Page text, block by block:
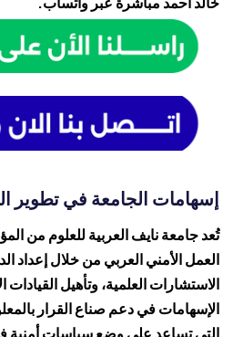
إسهامات الجامعة في تطوير
تُعد جامعة نايف العربية للعلوم من
العمل الأمني العربي من خلال إعداد
الاستشارات العلمية، وتأهيل القيادات
الإسهامات في دعم صناع القرار
التي تساعد على وضع سياسات أمنية